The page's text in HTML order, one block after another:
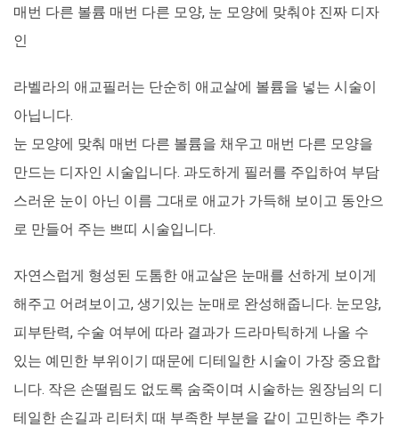
매번 다른 볼륨 매번 다른 모양, 눈 모양에 맞춰야 진짜 디자
인
라벨라의 애교필러는 단순히 애교살에 볼륨을 넣는 시술이
아닙니다.
눈 모양에 맞춰 매번 다른 볼륨을 채우고 매번 다른 모양을
만드는 디자인 시술입니다. 과도하게 필러를 주입하여 부담
스러운 눈이 아닌 이름 그대로 애교가 가득해 보이고 동안으
로 만들어 주는 쁘띠 시술입니다.
자연스럽게 형성된 도톰한 애교살은 눈매를 선하게 보이게
해주고 어려보이고, 생기있는 눈매로 완성해줍니다. 눈모양,
피부탄력, 수술 여부에 따라 결과가 드라마틱하게 나올 수
있는 예민한 부위이기 때문에 디테일한 시술이 가장 중요합
니다. 작은 손떨림도 없도록 숨죽이며 시술하는 원장님의 디
테일한 손길과 리터치 때 부족한 부분을 같이 고민하는 추가